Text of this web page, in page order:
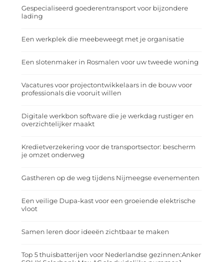
Gespecialiseerd goederentransport voor bijzondere
lading
Een werkplek die meebeweegt met je organisatie
Een slotenmaker in Rosmalen voor uw tweede woning
Vacatures voor projectontwikkelaars in de bouw voor
professionals die vooruit willen
Digitale werkbon software die je werkdag rustiger en
overzichtelijker maakt
Kredietverzekering voor de transportsector: bescherm
je omzet onderweg
Gastheren op de weg tijdens Nijmeegse evenementen
Een veilige Dupa-kast voor een groeiende elektrische
vloot
Samen leren door ideeën zichtbaar te maken
Top 5 thuisbatterijen voor Nederlandse gezinnen:Anker